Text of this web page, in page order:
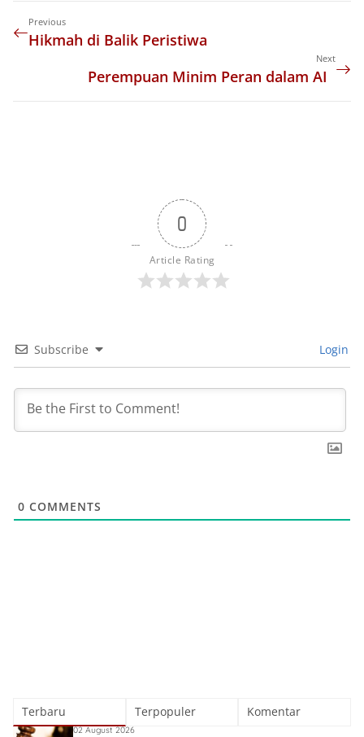
Previous
Hikmah di Balik Peristiwa
Next
Perempuan Minim Peran dalam AI
0
Article Rating
Subscribe Login
0 COMMENTS
Terbaru Terpopuler Komentar
02 August 2026